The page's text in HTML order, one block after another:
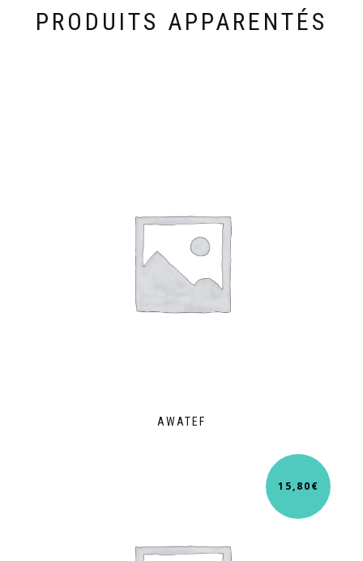
PRODUITS APPARENTÉS
AWATEF
15,80€